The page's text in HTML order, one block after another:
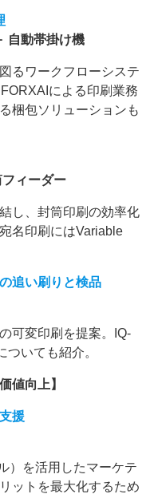
自動帯掛け機
るワークフローシステ
による印刷業務
梱包ソリューションも
ィーダー
し、封筒印刷の効率化
名印刷にはVariable
追い刷りと検品
可変印刷を提案。IQ-
いても紹介。
値向上】
援
）を活用したマーケテ
ットを最大化するため